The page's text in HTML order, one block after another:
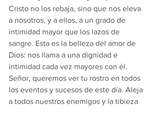
Cristo no los rebaja, sino que nos eleva
a nosotros, y a ellos, a un grado de
intimidad mayor que los lazos de
sangre. Esta es la belleza del amor de
Dios: nos llama a una dignidad e
intimidad cada vez mayores con él.
Señor, queremos ver tu rostro en todos
los eventos y sucesos de este día. Aleja
a todos nuestros enemigos y la tibieza